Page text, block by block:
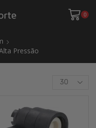
0
Pressão
Products